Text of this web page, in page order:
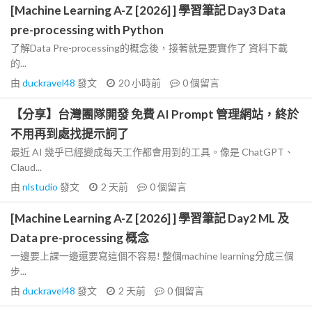
[Machine Learning A-Z [2026] ] 學習筆記 Day3 Data
pre-processing with Python
了解Data Pre-processing的概念後，接著就是要實作了 資料下載
的...
由 duckravel48 發文 20 小時前 0個留言
【分享】台灣團隊開發 免費 AI Prompt 管理網站，終於
不用再到處找提示詞了
最近 AI 幾乎已經變成每天工作都會用到的工具。像是 ChatGPT、
Claud...
由 nlstudio 發文 2 天前 0個留言
[Machine Learning A-Z [2026] ] 學習筆記 Day2 ML 及
Data pre-processing 概念
一邊要上課一邊還要寫這個不容易! 整個machine learning分成三個
步...
由 duckravel48 發文 2 天前 0個留言